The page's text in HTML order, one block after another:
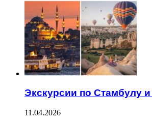
Экскурсии по Стамбулу
11.04.2026